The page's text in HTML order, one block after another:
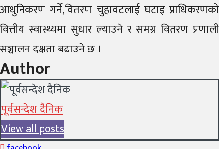
आधुनिकरण गर्ने,वितरण चुहावटलाई घटाइ प्राधिकरणको
वित्तीय स्वास्थ्यमा सुधार ल्याउने र समग्र वितरण प्रणाली
सञ्चालन दक्षता बढाउने छ ।
Author
पूर्वसन्देश दैनिक
View all posts